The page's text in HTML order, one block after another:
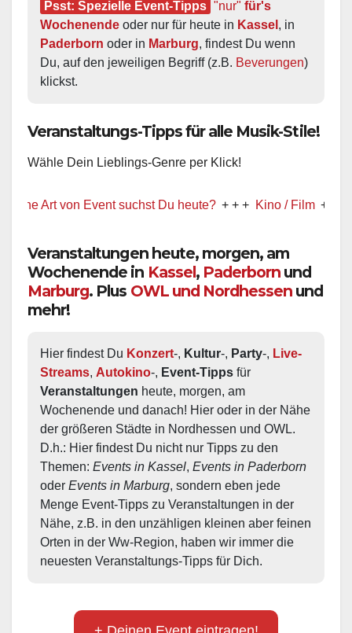
Psst: Spezielle Event-Tipps "nur" für's
Wochenende oder nur für heute in Kassel
Paderborn oder in Marburg, findest Du wenn
Du, auf den jeweiligen Begriff (z.B. Beverungen)
klickst.
Veranstaltungs-Tipps für alle Musik-Stile!
Wähle Dein Lieblings-Genre per Klick!
von Event suchst Du heute? + + + Kino / Film + + + Ww
Veranstaltungen heute, morgen, am
Wochenende in Kassel, Paderborn und
Marburg. Plus OWL und Nordhessen und
mehr!
Hier findest Du Konzert-, Kultur-, Party-, Live-
Streams, Autokino-, Event-Tipps
Veranstaltungen heute, morgen, am
Wochenende und danach! Hier oder in der Nähe
der größeren Städte in Nordhessen und OWL.
D.h.: Hier findest Du nicht nur Tipps zu den
Themen: Events in Kassel, Events in Paderborn
oder Events in Marburg, sondern eben jede
Menge Event-Tipps zu Veranstaltungen in der
Nähe, z.B. in den unzähligen kleinen aber feinen
Orten in der Ww-Region, haben wir immer die
neuesten Veranstaltungs-Tipps für Dich.